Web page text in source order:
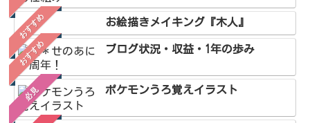
おすすめ お絵描きメイキング『木人』
おすすめ ブログ状況・収益・1年の歩み
必見 ポケモンうろ覚えイラスト